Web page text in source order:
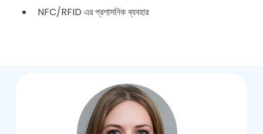
NFC/RFID এর প্রশাসনিক ব্যবহার